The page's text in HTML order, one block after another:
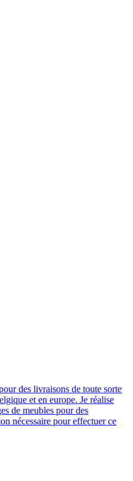
des livraisons de toute sorte
et en europe. Je réalise
de meubles pour des
nécessaire pour effectuer ce